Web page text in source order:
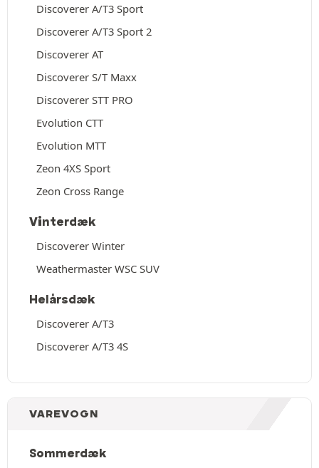
Discoverer A/T3 Sport
Discoverer A/T3 Sport 2
Discoverer AT
Discoverer S/T Maxx
Discoverer STT PRO
Evolution CTT
Evolution MTT
Zeon 4XS Sport
Zeon Cross Range
Vinterdæk
Discoverer Winter
Weathermaster WSC SUV
Helårsdæk
Discoverer A/T3
Discoverer A/T3 4S
VAREVOGN
Sommerdæk